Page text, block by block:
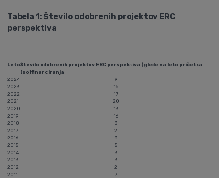
Tabela 1: Število odobrenih projektov ERC
perspektiva
LetoŠtevilo odobrenih projektov ERC perspektiva (glede na leto pričetka
(so)financiranja
2024
9
2023
16
2022
17
2021
20
2020
13
2019
16
2018
3
2017
2
2016
3
2015
5
2014
3
2013
3
2012
2
2011
7